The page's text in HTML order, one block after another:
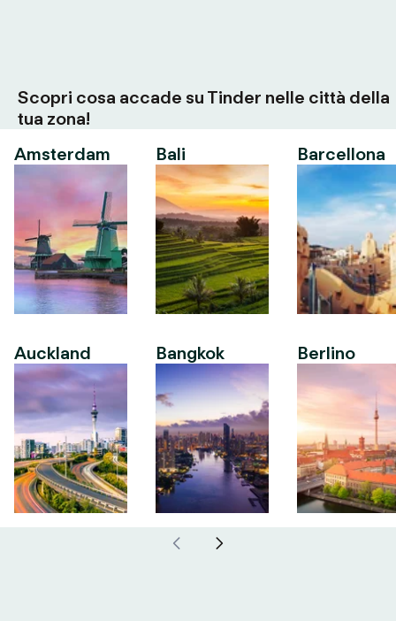
Scopri cosa accade su Tinder nelle città della
tua zona!
Amsterdam
Auckland
Bali
Bangkok
Barcellona
Berlino